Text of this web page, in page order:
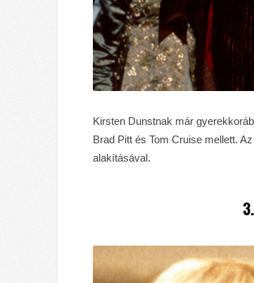
Kirsten Dunstnak már
Brad Pitt és Tom Cruise mellett.
alakításával.